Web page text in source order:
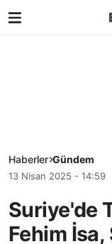
Haberler Gündem
13 Nisan 2025 - 14:59
Suriye'de
Fehim